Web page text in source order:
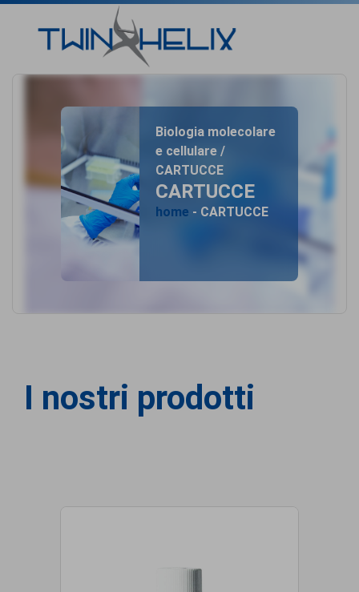
Biologia molecolare
e cellulare /
CARTUCCE
CARTUCCE
home - CARTUCCE
I nostri prodotti